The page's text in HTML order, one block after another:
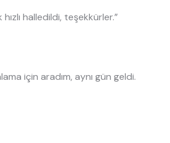
halledildi, teşekkürler.”
için aradım, aynı gün geldi.